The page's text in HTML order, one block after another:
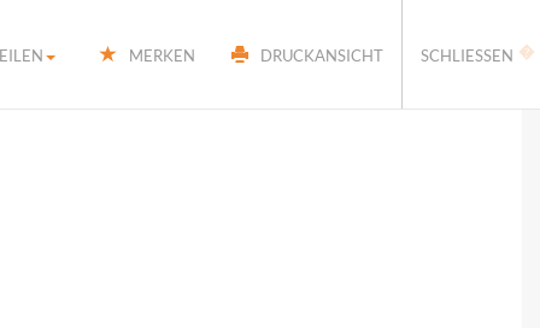
MERKEN DRUCKANSICHT �
SCHLIESSEN